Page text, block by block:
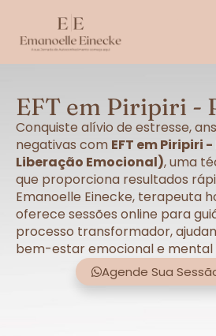
EFT em Piripiri -
Conquiste alívio de estresse,
negativas com EFT em Piripiri
Liberação Emocional), uma
que proporciona resultados
Emanoelle Einecke, terapeuta
oferece sessões online para
processo transformador,
bem-estar emocional e mental
Agende Sua